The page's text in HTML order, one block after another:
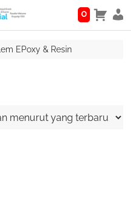
0
Lem EPoxy & Resin